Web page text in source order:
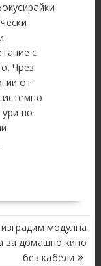
с
Чрез
от
по-
модулна
за домашно кино
без кабели